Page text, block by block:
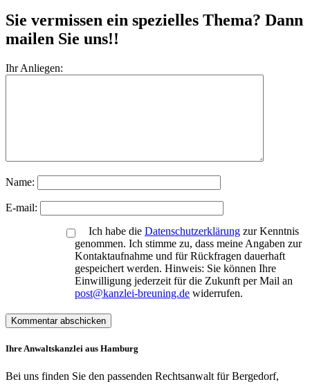
Sie vermissen ein spezielles Thema? Dann
mailen Sie uns!!
Ihr Anliegen:
Name:
E-mail:
Ich habe die Datenschutzerklärung zur Kenntnis
genommen. Ich stimme zu, dass meine Angaben zur
Kontaktaufnahme und für Rückfragen dauerhaft
gespeichert werden. Hinweis: Sie können Ihre
Einwilligung jederzeit für die Zukunft per Mail an
post@kanzlei-breuning.de widerrufen.
Ihre Anwaltskanzlei aus Hamburg
Bei uns finden Sie den passenden Rechtsanwalt für Bergedorf,